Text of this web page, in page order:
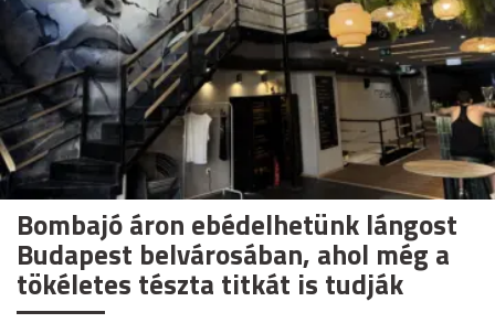
Bombajó áron ebédelhetünk lángost
Budapest belvárosában, ahol még a
tökéletes tészta titkát is tudják